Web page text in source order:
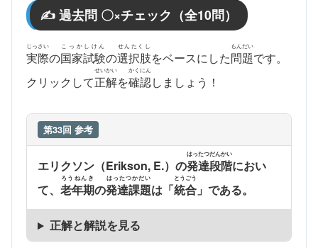
✍️ 過去問 〇×チェック（全10問）
実際
じっさい
の国家試験
こっかしけん
の選択肢
せんたくし
をベースにした問題
もんだい
です。
クリックして正解
せいかい
を確認
かくにん
しましょう！
第33回 参考
エリクソン（Erikson, E.）の発達段階
はったつだんかい
におい
て、 老年期
ろうねんき
の発達課題
はったつかだい
は「統合
とうごう
」である。
正解と解説を見る